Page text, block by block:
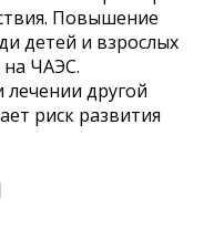
Повышение
детей и взрослых
на ЧАЭС.
другой
риск развития